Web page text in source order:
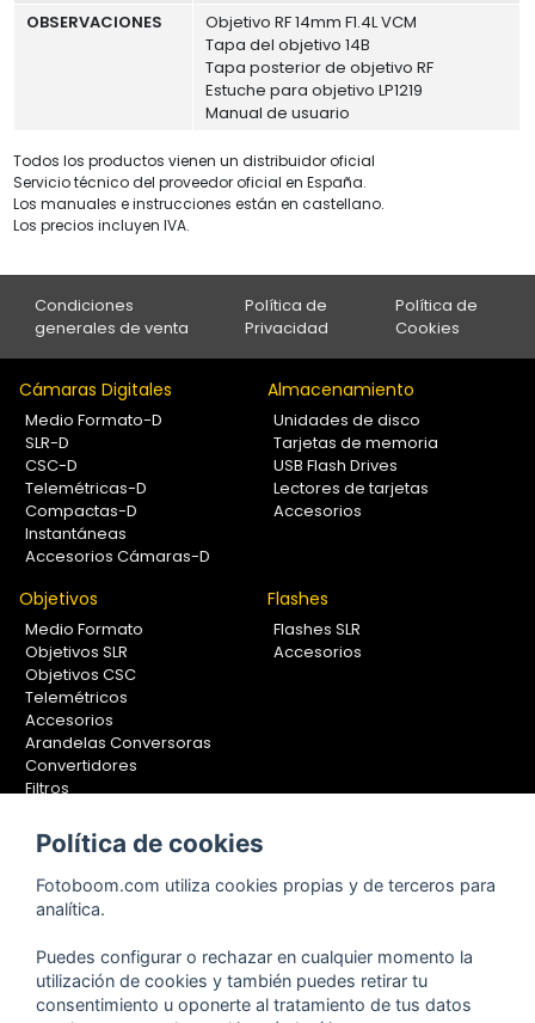
OBSERVACIONES
Objetivo RF 14mm F1.4L VCM
Tapa del objetivo 14B
Tapa posterior de objetivo RF
Estuche para objetivo LP1219
Manual de usuario
Todos los productos vienen un distribuidor oficial
Servicio técnico del proveedor oficial en España.
Los manuales e instrucciones están en castellano.
Los precios incluyen IVA.
Condiciones
generales de venta
Política de
Privacidad
Política de
Cookies
Cámaras Digitales
Medio Formato-D
SLR-D
CSC-D
Telemétricas-D
Compactas-D
Instantáneas
Accesorios Cámaras-D
Almacenamiento
Unidades de disco
Tarjetas de memoria
USB Flash Drives
Lectores de tarjetas
Accesorios
Objetivos
Medio Formato
Objetivos SLR
Objetivos CSC
Telemétricos
Accesorios
Arandelas Conversoras
Convertidores
Filtros
Calibradores
Flashes
Flashes SLR
Accesorios
Soportes Fotografía
Monopiés
Trípodes
Kit Completos
Accesorios
Política de cookies
Fotoboom.com utiliza cookies propias y de terceros para
analítica.
Puedes configurar o rechazar en cualquier momento la
utilización de cookies y también puedes retirar tu
consentimiento u oponerte al tratamiento de tus datos